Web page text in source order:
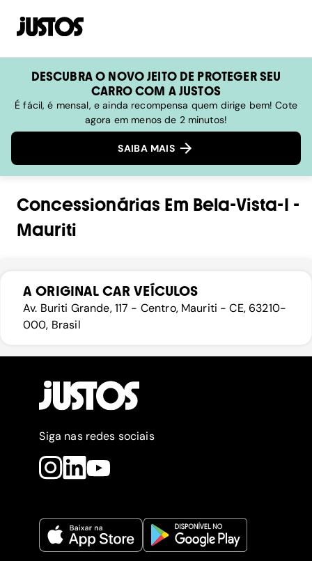
DESCUBRA O NOVO JEITO DE PROTEGER SEU
CARRO COM A JUSTOS
É fácil, é mensal, e ainda recompensa quem dirige bem! Cote
agora em menos de 2 minutos!
SAIBA MAIS
Concessionárias Em Bela-Vista-I -
Mauriti
A ORIGINAL CAR VEÍCULOS
Av. Buriti Grande, 117 - Centro, Mauriti - CE, 63210-
000, Brasil
Siga nas redes sociais